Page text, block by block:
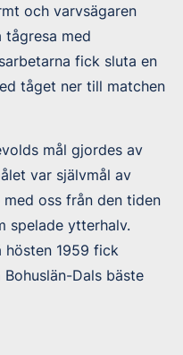
och varvsägaren
tågresa med
fick sluta en
tåget ner till matchen
mål gjordes av
var självmål av
oss från den tiden
spelade ytterhalv.
hösten 1959 fick
Bohuslän-Dals bäste